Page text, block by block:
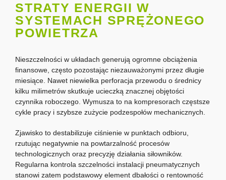
STRATY ENERGII W
SYSTEMACH SPRĘŻONEGO
POWIETRZA
Nieszczelności w układach generują ogromne obciążenia
finansowe, często pozostając niezauważonymi przez długie
miesiące. Nawet niewielka perforacja przewodu o średnicy
kilku milimetrów skutkuje ucieczką znacznej objętości
czynnika roboczego. Wymusza to na kompresorach częstsze
cykle pracy i szybsze zużycie podzespołów mechanicznych.
Zjawisko to destabilizuje ciśnienie w punktach odbioru,
rzutując negatywnie na powtarzalność procesów
technologicznych oraz precyzję działania siłowników.
Regularna kontrola szczelności instalacji pneumatycznych
stanowi zatem podstawowy element dbałości o rentowność